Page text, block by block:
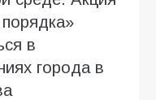
в
города в